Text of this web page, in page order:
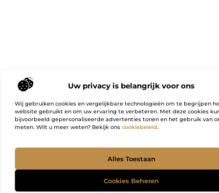
Uw privacy is belangrijk voor ons
Wij gebruiken cookies en vergelijkbare technologieën om te begrijpen
website gebruikt en om uw ervaring te verbeteren. Met deze cookies
bijvoorbeeld gepersonaliseerde advertenties tonen en het gebruik van
meten. Wilt u meer weten? Bekijk ons cookiebeleid.
Alles Toestaan
Cookies Beheren